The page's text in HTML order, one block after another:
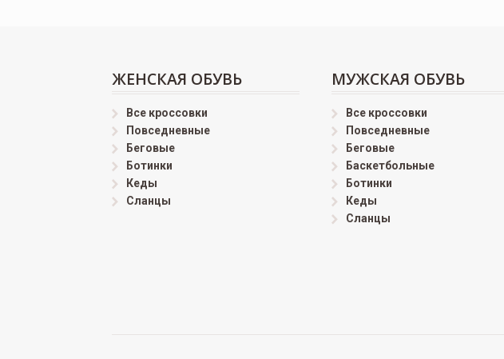
ЖЕНСКАЯ ОБУВЬ
Все кроссовки
Повседневные
Беговые
Ботинки
Кеды
Сланцы
МУЖСКАЯ ОБУВЬ
Все кроссовки
Повседневные
Беговые
Баскетбольные
Ботинки
Кеды
Сланцы